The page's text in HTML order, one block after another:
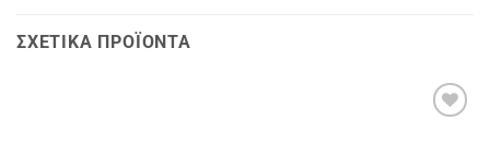
ΣΧΕΤΙΚΆ ΠΡΟΪΌΝΤΑ